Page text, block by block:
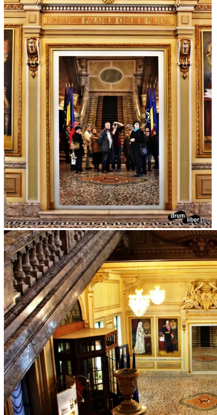
Sala Fondatorilor – Cercul Militar Național
Sala Fondatorilor – Cercul Militar Național